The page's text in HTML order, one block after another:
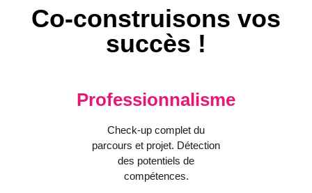
Co-construisons vos
succès !
Professionnalisme
Check-up complet du
parcours et projet. Détection
des potentiels de
compétences.